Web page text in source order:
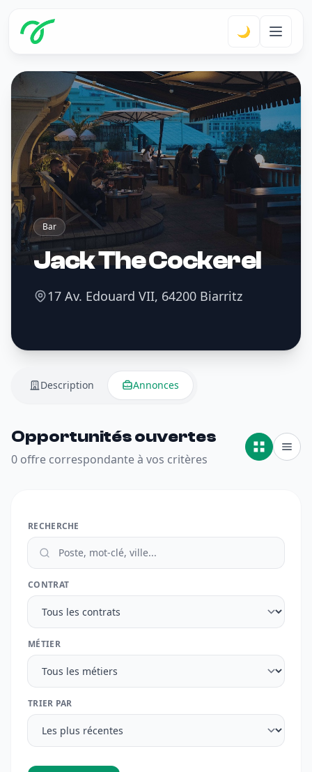
🌙
Bar
Jack The Cockerel
17 Av. Edouard VII, 64200 Biarritz
Description Annonces
Opportunités ouvertes
0 offre correspondante à vos critères
RECHERCHE
CONTRAT
MÉTIER
TRIER PAR